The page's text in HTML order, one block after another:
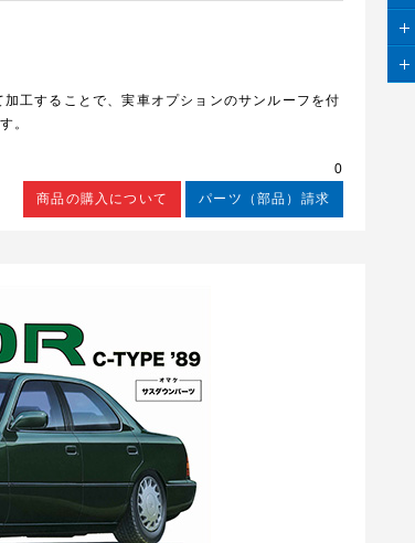
工することで、実車オプションのサンルーフを付
。
商品の購入について パーツ（部品）請求